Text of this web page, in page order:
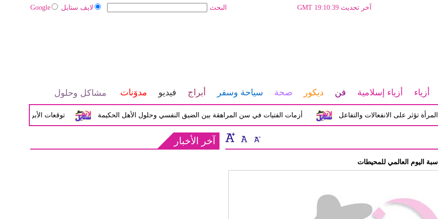
لايف ستايل Google البحث آخر تحديث GMT 19:10:39
أزياء أزياء إسلامية فن ديكور صحة سياحة وسفر أبراج فيديو مدوَنات مشاكل وحلول
توقعات الأبراج اليوم الأربعاء 04 مارس / أذار أزمات الفتيات في سن المراهقة بين الضيق النفسي وحلول الأهل الحكيمة على الانفعالات والتفاعل
اليوم العالمي للمحيطات
آخر الأخبار